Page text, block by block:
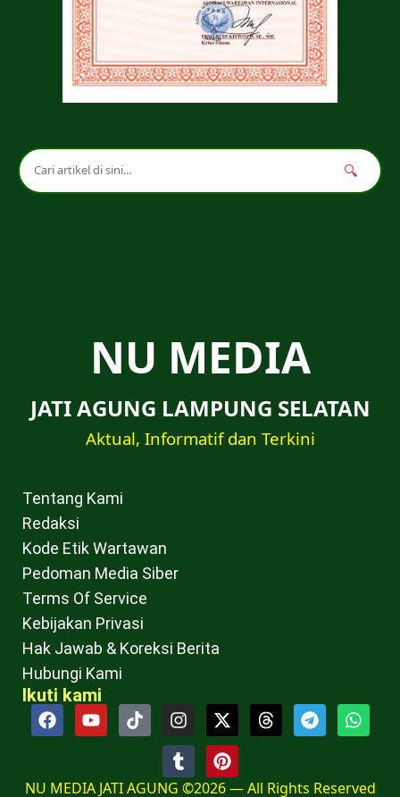
🔍
NU MEDIA
JATI AGUNG LAMPUNG SELATAN
Aktual, Informatif dan Terkini
Tentang Kami
Redaksi
Kode Etik Wartawan
Pedoman Media Siber
Terms Of Service
Kebijakan Privasi
Hak Jawab & Koreksi Berita
Hubungi Kami
Ikuti kami
NU MEDIA JATI AGUNG ©2026 — All Rights Reserved